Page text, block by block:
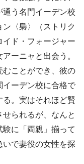
う名門イーデン校
〈梟〉（ストリク
イド・フォージャー
ーニャと出会う。
むことができ、彼の
イーデン校に合格で
る。実はそれほど賢
られるが、なんと
に「両親」揃って
で妻役の女性を探